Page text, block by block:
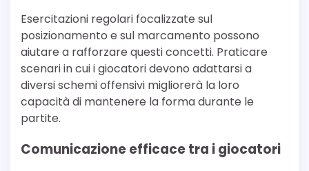
Esercitazioni regolari focalizzate sul
posizionamento e sul marcamento possono
aiutare a rafforzare questi concetti. Praticare
scenari in cui i giocatori devono adattarsi a
diversi schemi offensivi migliorerà la loro
capacità di mantenere la forma durante le
partite.
Comunicazione efficace tra i giocatori